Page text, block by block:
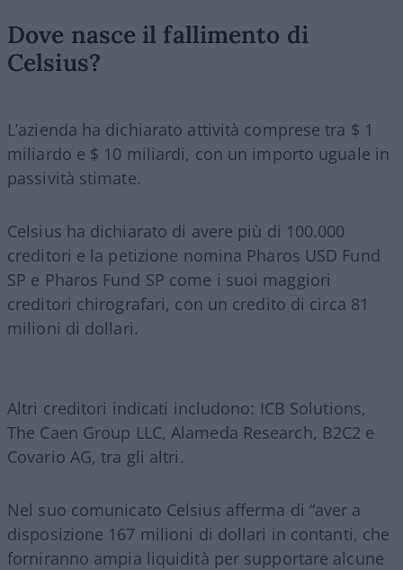
Dove nasce il fallimento di
Celsius?
L’azienda ha dichiarato attività comprese tra $ 1
miliardo e $ 10 miliardi, con un importo uguale in
passività stimate.
Celsius ha dichiarato di avere più di 100.000
creditori e la petizione nomina Pharos USD Fund
SP e Pharos Fund SP come i suoi maggiori
creditori chirografari, con un credito di circa 81
milioni di dollari.
Altri creditori indicati includono: ICB Solutions,
The Caen Group LLC, Alameda Research, B2C2 e
Covario AG, tra gli altri.
Nel suo comunicato Celsius afferma di “aver a
disposizione 167 milioni di dollari in contanti, che
forniranno ampia liquidità per supportare alcune